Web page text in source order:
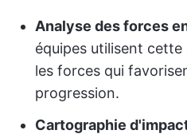
Analyse des forces
équipes utilisent
les forces qui
progression.
Cartographie